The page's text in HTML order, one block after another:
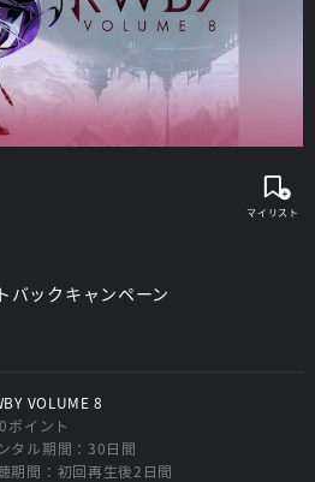
VOLUME 8
ポイント
タル期間：30日間
期間：初回再生後2日間